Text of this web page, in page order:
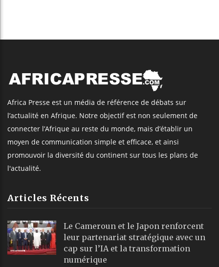
Africa Presse est un média de référence de débats sur
l’actualité en Afrique. Notre objectif est non seulement de
connecter l’Afrique au reste du monde, mais d’établir un
moyen de communication simple et efficace, et ainsi
promouvoir la diversité du continent sur tous les plans de
l'actualité.
Articles Récents
Le Cameroun et le Japon renforcent
leur partenariat stratégique avec un
cap sur l’IA et la transformation
numérique